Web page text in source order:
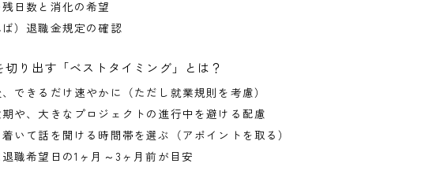
日数と消化の希望
ば）退職金規定の確認
切り出す「ベストタイミング」とは？
できるだけ速やかに（ただし就業規則を考慮）
や、大きなプロジェクトの進行中を避ける配慮
着いて話を聞ける時間帯を選ぶ（アポイントを取る）
職希望日の1ヶ月～3ヶ月前が目安